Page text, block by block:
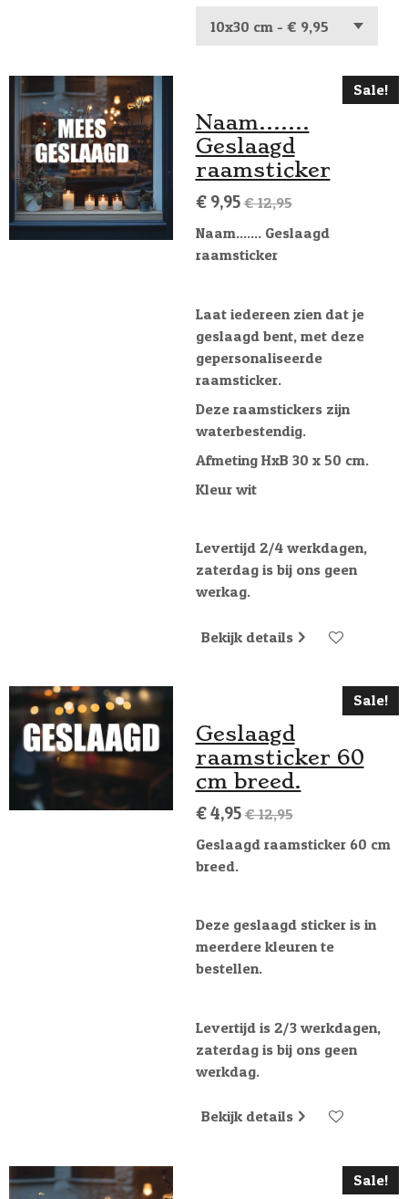
Sale!
Naam.......
Geslaagd
raamsticker
€ 9,95 € 12,95
Naam....... Geslaagd
raamsticker
Laat iedereen zien dat je
geslaagd bent, met deze
gepersonaliseerde
raamsticker.
Deze raamstickers zijn
waterbestendig.
Afmeting HxB 30 x 50 cm.
Kleur wit
Levertijd 2/4 werkdagen,
zaterdag is bij ons geen
werkag.
Bekijk details
Sale!
Geslaagd
raamsticker 60
cm breed.
€ 4,95 € 12,95
Geslaagd raamsticker 60 cm
breed.
Deze geslaagd sticker is in
meerdere kleuren te
bestellen.
Levertijd is 2/3 werkdagen,
zaterdag is bij ons geen
werkdag.
Bekijk details
Sale!